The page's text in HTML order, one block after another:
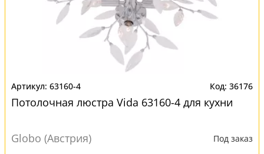
63160-4 36176
Потолочная люстра Vida 63160-4 для кухни
Globo (Австрия) Под заказ